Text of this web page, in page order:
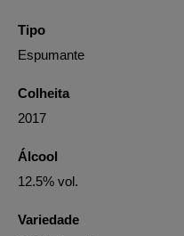
Tipo
Espumante
Colheita
2017
Álcool
12.5% vol.
Variedade